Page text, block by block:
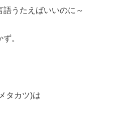
うたえばいいのに～
。
タカツ)は